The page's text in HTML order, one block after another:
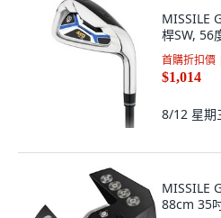
MISSILE
桿SW, 56
首購折扣價
$1,014
8/12 星期
MISSILE
88cm 35